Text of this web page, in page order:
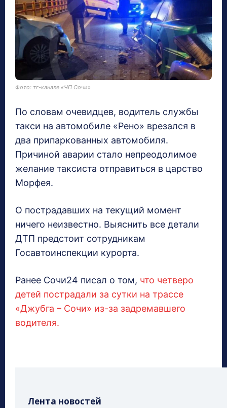
Фото: тг-канале «ЧП Сочи»
По словам очевидцев, водитель службы
такси на автомобиле «Рено» врезался в
два припаркованных автомобиля.
Причиной аварии стало непреодолимое
желание таксиста отправиться в царство
Морфея.
О пострадавших на текущий момент
ничего неизвестно. Выяснить все детали
ДТП предстоит сотрудникам
Госавтоинспекции курорта.
Ранее Сочи24 писал о том, что четверо
детей пострадали за сутки на трассе
«Джубга – Сочи» из-за задремавшего
водителя.
Лента новостей